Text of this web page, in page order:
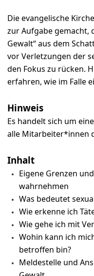
Die evangelische
zur Aufgabe gemacht,
Gewalt“ aus dem
vor Verletzungen der
den Fokus zu rücken.
erfahren, wie im Falle
Hinweis
Es handelt sich um
alle Mitarbeiter*innen
Inhalt
Eigene Grenzen
wahrnehmen
Was bedeutet
Wie erkenne ich
Wie gehe ich mit
Wohin kann ich
betroffen bin?
Meldestelle und